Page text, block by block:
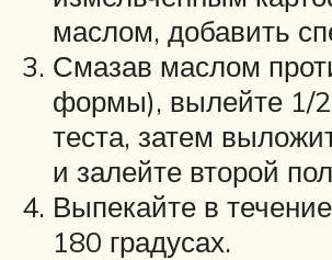
маслом, добавить
Смазав маслом
формы), вылейте 1/2
теста, затем
и залейте второй
Выпекайте в
180 градусах.